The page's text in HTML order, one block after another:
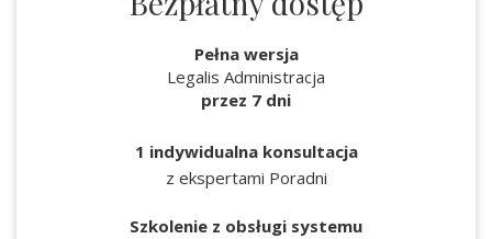
Pełna wersja
Legalis Administracja
przez 7 dni
1 indywidualna konsultacja
z ekspertami Poradni
Szkolenie z obsługi systemu